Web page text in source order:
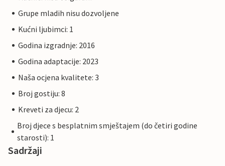
Grupe mladih nisu dozvoljene
Kućni ljubimci: 1
Godina izgradnje: 2016
Godina adaptacije: 2023
Naša ocjena kvalitete: 3
Broj gostiju: 8
Kreveti za djecu: 2
Broj djece s besplatnim smještajem (do četiri godine
starosti): 1
Sadržaji